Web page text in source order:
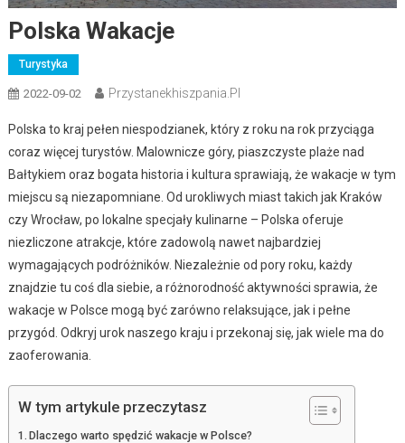
Polska Wakacje
Turystyka
2022-09-02 Przystanekhiszpania.pl
Polska to kraj pełen niespodzianek, który z roku na rok przyciąga
coraz więcej turystów. Malownicze góry, piaszczyste plaże nad
Bałtykiem oraz bogata historia i kultura sprawiają, że wakacje w tym
miejscu są niezapomniane. Od urokliwych miast takich jak Kraków
czy Wrocław, po lokalne specjały kulinarne – Polska oferuje
niezliczone atrakcje, które zadowolą nawet najbardziej
wymagających podróżników. Niezależnie od pory roku, każdy
znajdzie tu coś dla siebie, a różnorodność aktywności sprawia, że
wakacje w Polsce mogą być zarówno relaksujące, jak i pełne
przygód. Odkryj urok naszego kraju i przekonaj się, jak wiele ma do
zaoferowania.
W tym artykule przeczytasz
Dlaczego warto spędzić wakacje w Polsce?